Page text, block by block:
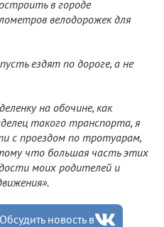
в городе
велодорожек для
ездят по дороге, а не
на обочине, как
такого транспорта, я
с проездом по тротуарам,
что большая часть этих
моих родителей и
Обсудить новость в